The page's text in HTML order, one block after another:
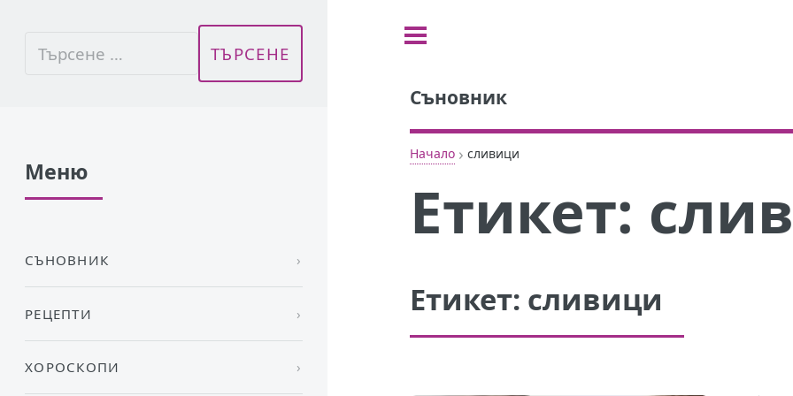
Съновник
Начало › сливици
Етикет:
Етикет: сливици
Меню
СЪНОВНИК
РЕЦЕПТИ
ХОРОСКОПИ